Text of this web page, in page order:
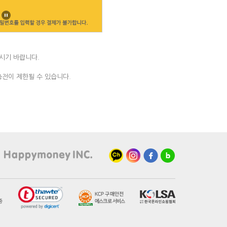
기 바랍니다.
이 제한될 수 있습니다.
Happymoney INC.
카카오채널인스타그램
페이스북
정보보호 관리체계 인증 KCP 구매안전 에스크로 서비스